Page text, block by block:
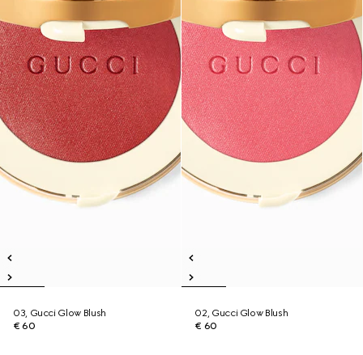
03, Gucci Glow Blush
€ 60
02, Gucci Glow Blush
€ 60